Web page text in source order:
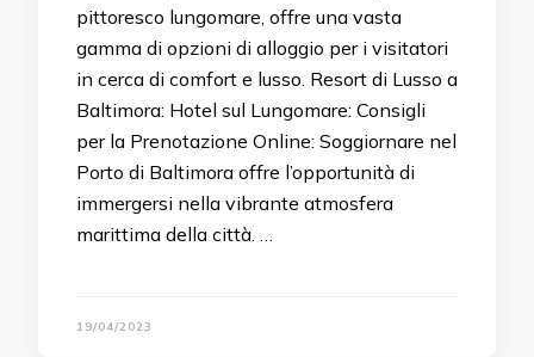
pittoresco lungomare, offre una vasta
gamma di opzioni di alloggio per i visitatori
in cerca di comfort e lusso. Resort di Lusso a
Baltimora: Hotel sul Lungomare: Consigli
per la Prenotazione Online: Soggiornare nel
Porto di Baltimora offre l’opportunità di
immergersi nella vibrante atmosfera
marittima della città. …
19/04/2023